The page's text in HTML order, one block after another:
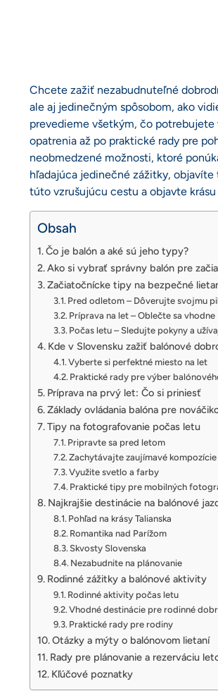
Chcete zažiť nezabudnuteľné
ale aj jedinečným spôsobom, ako
prevedieme všetkým, čo
opatrenia až po praktické rady pre
neobmedzené možnosti, ktoré
hľadajúca jedinečné zážitky, objavíte
túto vzrušujúcu cestu a objavte krásu
Obsah
Čo je balón a aké sú jeho typy?
Ako si vybrať správny balón pre
Začiatočnícke tipy na bezpečné
Pred odletom – Dôverujte svojmu
Príprava na let – Oblečte sa vhodne
Počas letu – Sledujte pokyny a
Kde v Slovensku zažiť balónové
Vyberte si perfektné miesto na let
Praktické rady pre výber
Príprava na prvý let: Čo si priniesť
Základy ovládania balóna pre
Tipy na fotografovanie počas letu
Pripravte sa pred letom
Zachytávajte zaujímavé kompozície
Využite svetlo a farby
Praktické tipy pre mobilných
Najkrajšie destinácie na balónové
Pohľad na krásy Talianska
Romantika nad Parížom
Skvosty Slovenska
Nezabudnite na plánovanie
Rodinné zážitky a balónové aktivity
Rodinné aktivity počas letu
Vhodné destinácie pre rodinné
Praktické rady pre rodiny
Otázky a mýty o balónovom lietaní
Rady pre plánovanie a rezerváciu
Kľúčové poznatky